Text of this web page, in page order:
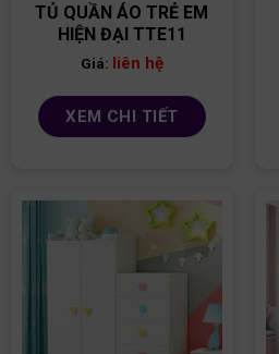
TỦ QUẦN ÁO TRẺ EM
HIỆN ĐẠI TTE11
Giá: liên hệ
XEM CHI TIẾT